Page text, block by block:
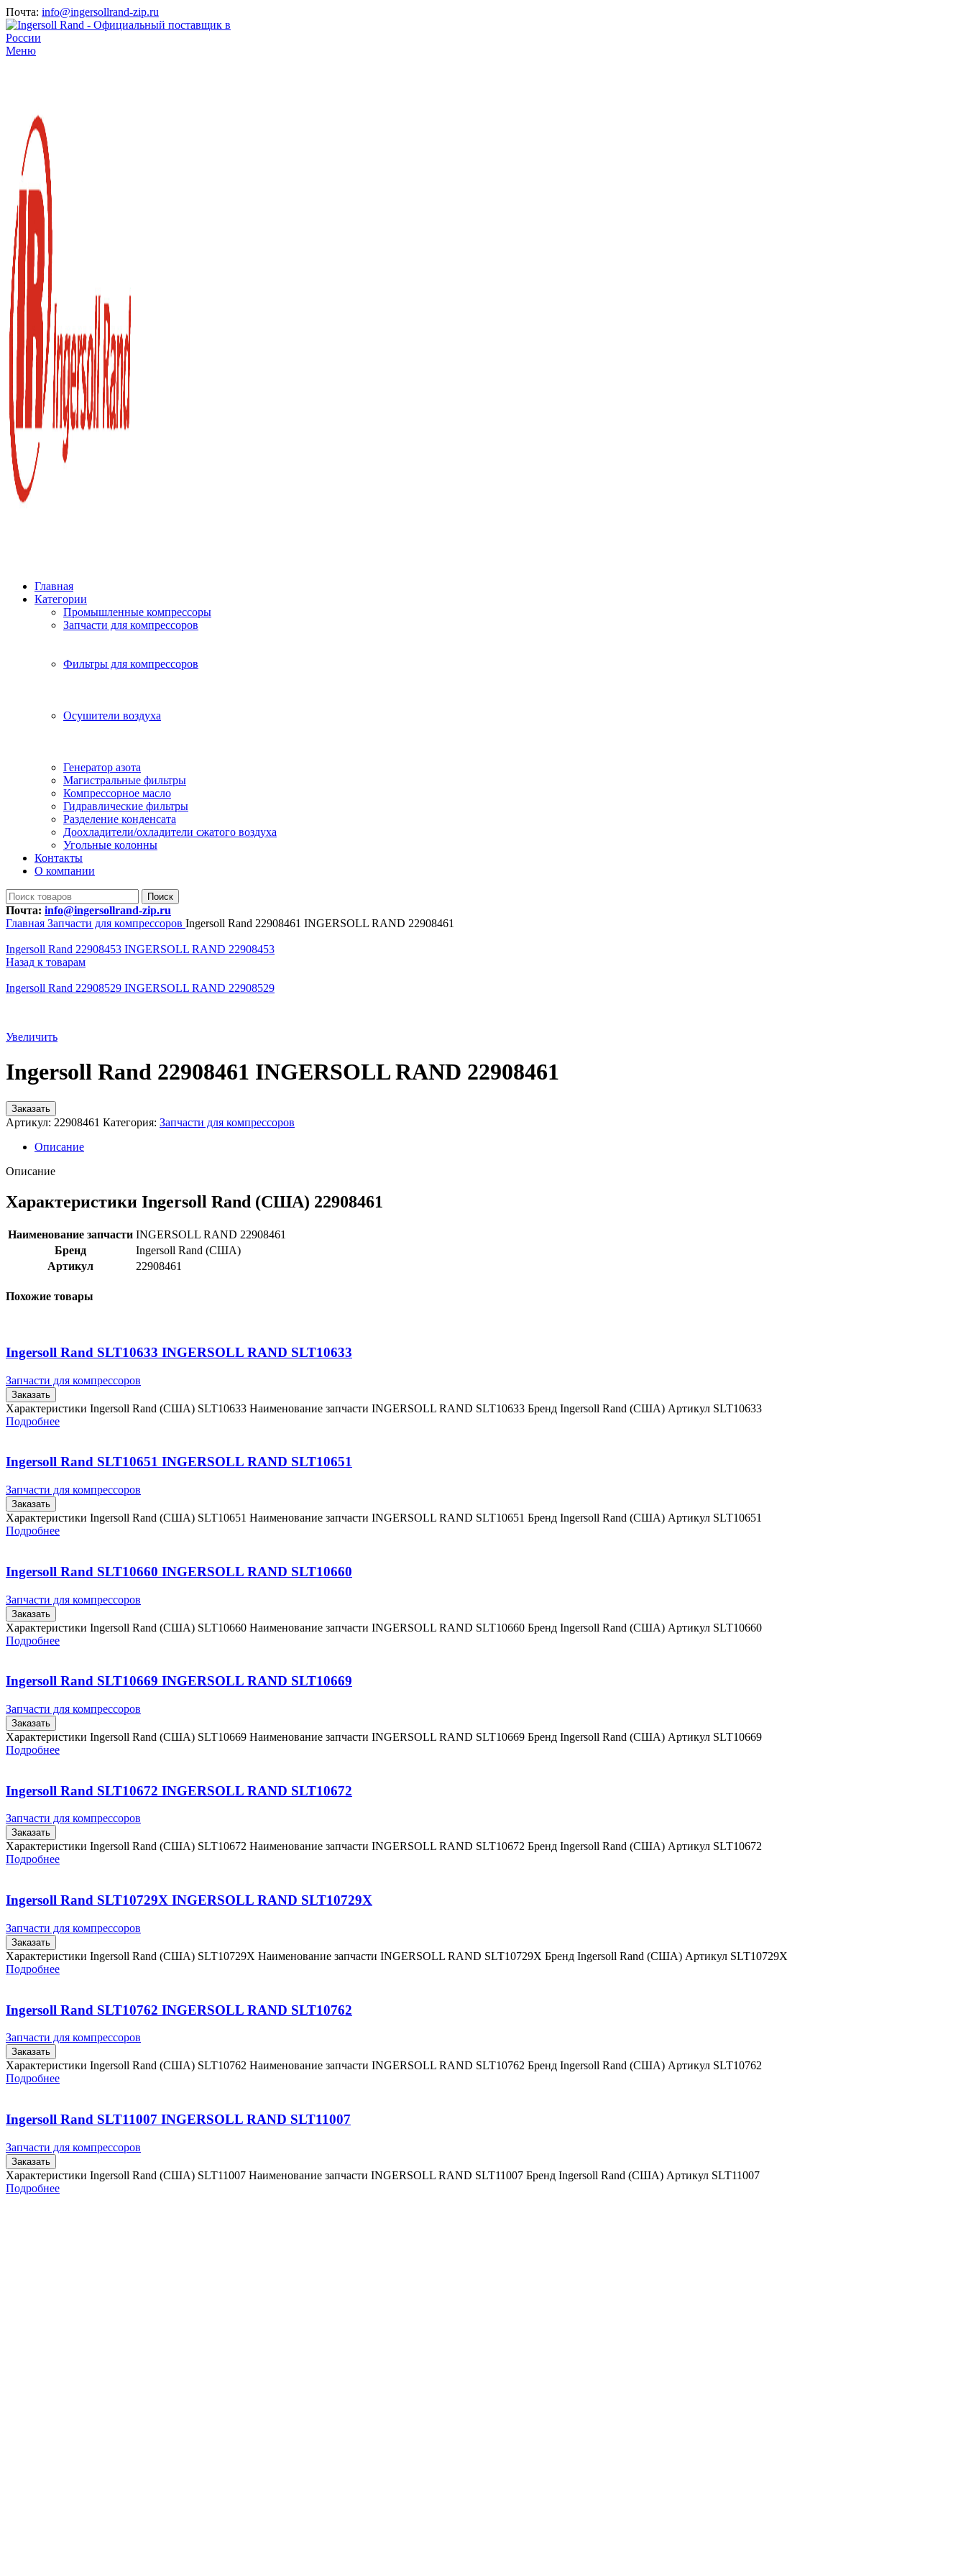
Почта: info@ingersollrand-zip.ru
Меню
Главная
Категории
Промышленные компрессоры
Запчасти для компрессоров
Фильтры для компрессоров
Осушители воздуха
Генератор азота
Магистральные фильтры
Компрессорное масло
Гидравлические фильтры
Разделение конденсата
Доохладители/охладители сжатого воздуха
Угольные колонны
Контакты
О компании
Поиск
Почта: info@ingersollrand-zip.ru
Главная Запчасти для компрессоров Ingersoll Rand 22908461 INGERSOLL RAND 22908461
Ingersoll Rand 22908453 INGERSOLL RAND 22908453
Назад к товарам
Ingersoll Rand 22908529 INGERSOLL RAND 22908529
Увеличить
Ingersoll Rand 22908461 INGERSOLL RAND 22908461
Заказать
Артикул: 22908461 Категория: Запчасти для компрессоров
Описание
Описание
Характеристики Ingersoll Rand (США) 22908461
Наименование запчасти INGERSOLL RAND 22908461
Бренд
Ingersoll Rand (США)
Артикул
22908461
Похожие товары
Ingersoll Rand SLT10633 INGERSOLL RAND SLT10633
Запчасти для компрессоров
Заказать
Характеристики Ingersoll Rand (США) SLT10633 Наименование запчасти INGERSOLL RAND SLT10633 Бренд Ingersoll Rand (США) Артикул SLT10633
Подробнее
Ingersoll Rand SLT10651 INGERSOLL RAND SLT10651
Запчасти для компрессоров
Заказать
Характеристики Ingersoll Rand (США) SLT10651 Наименование запчасти INGERSOLL RAND SLT10651 Бренд Ingersoll Rand (США) Артикул SLT10651
Подробнее
Ingersoll Rand SLT10660 INGERSOLL RAND SLT10660
Запчасти для компрессоров
Заказать
Характеристики Ingersoll Rand (США) SLT10660 Наименование запчасти INGERSOLL RAND SLT10660 Бренд Ingersoll Rand (США) Артикул SLT10660
Подробнее
Ingersoll Rand SLT10669 INGERSOLL RAND SLT10669
Запчасти для компрессоров
Заказать
Характеристики Ingersoll Rand (США) SLT10669 Наименование запчасти INGERSOLL RAND SLT10669 Бренд Ingersoll Rand (США) Артикул SLT10669
Подробнее
Ingersoll Rand SLT10672 INGERSOLL RAND SLT10672
Запчасти для компрессоров
Заказать
Характеристики Ingersoll Rand (США) SLT10672 Наименование запчасти INGERSOLL RAND SLT10672 Бренд Ingersoll Rand (США) Артикул SLT10672
Подробнее
Ingersoll Rand SLT10729X INGERSOLL RAND SLT10729X
Запчасти для компрессоров
Заказать
Характеристики Ingersoll Rand (США) SLT10729X Наименование запчасти INGERSOLL RAND SLT10729X Бренд Ingersoll Rand (США) Артикул SLT10729X
Подробнее
Ingersoll Rand SLT10762 INGERSOLL RAND SLT10762
Запчасти для компрессоров
Заказать
Характеристики Ingersoll Rand (США) SLT10762 Наименование запчасти INGERSOLL RAND SLT10762 Бренд Ingersoll Rand (США) Артикул SLT10762
Подробнее
Ingersoll Rand SLT11007 INGERSOLL RAND SLT11007
Запчасти для компрессоров
Заказать
Характеристики Ingersoll Rand (США) SLT11007 Наименование запчасти INGERSOLL RAND SLT11007 Бренд Ingersoll Rand (США) Артикул SLT11007
Подробнее